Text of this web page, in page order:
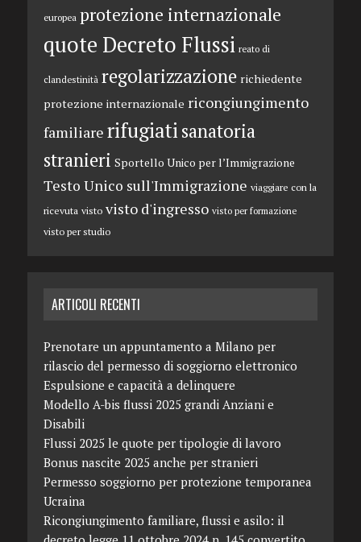
europea protezione internazionale
quote Decreto Flussi reato di
clandestinità regolarizzazione richiedente
protezione internazionale ricongiungimento
familiare rifugiatisanatoria
stranieri Sportello Unico per l’Immigrazione
Testo Unico sull'Immigrazione viaggiare con la
ricevuta visto visto d'ingresso visto per formazione
visto per studio
ARTICOLI RECENTI
Prenotare un appuntamento a Milano per
rilascio del permesso di soggiorno elettronico
Espulsione e capacità a delinquere
Modello A-bis flussi 2025 grandi Anziani e
Disabili
Flussi 2025 le quote per tipologie di lavoro
Bonus nascite 2025 anche per stranieri
Permesso soggiorno per protezione temporanea
Ucraina
Ricongiungimento familiare, flussi e asilo: il